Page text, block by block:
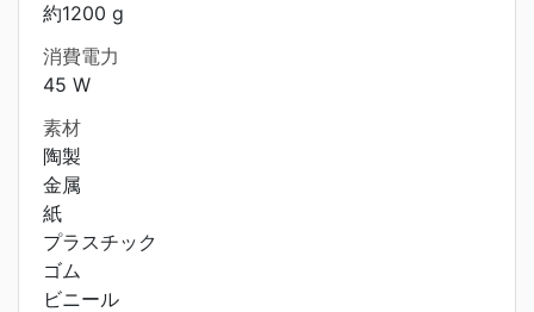
約1200 g
消費電力
45 W
素材
陶製
金属
紙
プラスチック
ゴム
ビニール